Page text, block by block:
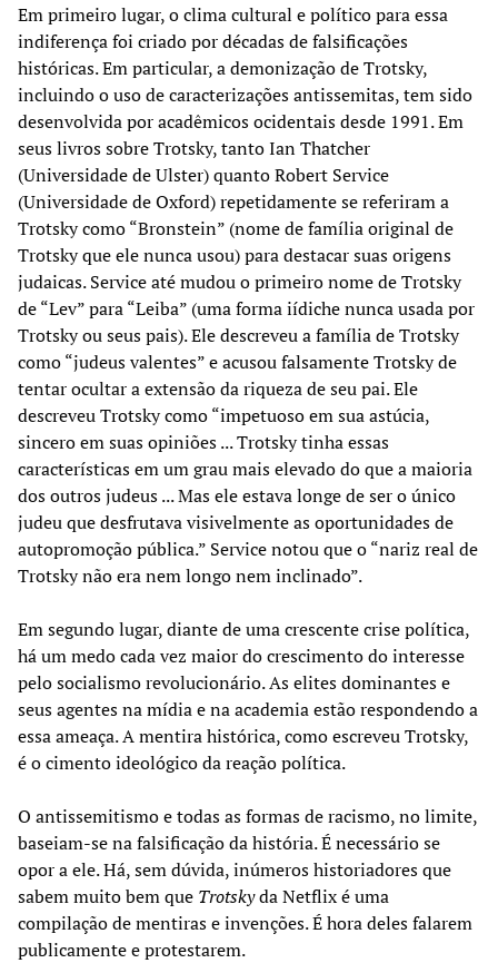
Em primeiro lugar, o clima cultural e político para essa
indiferença foi criado por décadas de falsificações
históricas. Em particular, a demonização de Trotsky,
incluindo o uso de caracterizações antissemitas, tem sido
desenvolvida por acadêmicos ocidentais desde 1991. Em
seus livros sobre Trotsky, tanto Ian Thatcher
(Universidade de Ulster) quanto Robert Service
(Universidade de Oxford) repetidamente se referiram a
Trotsky como “Bronstein” (nome de família original de
Trotsky que ele nunca usou) para destacar suas origens
judaicas. Service até mudou o primeiro nome de Trotsky
de “Lev” para “Leiba” (uma forma iídiche nunca usada por
Trotsky ou seus pais). Ele descreveu a família de Trotsky
como “judeus valentes” e acusou falsamente Trotsky de
tentar ocultar a extensão da riqueza de seu pai. Ele
descreveu Trotsky como “impetuoso em sua astúcia,
sincero em suas opiniões ... Trotsky tinha essas
características em um grau mais elevado do que a maioria
dos outros judeus ... Mas ele estava longe de ser o único
judeu que desfrutava visivelmente as oportunidades de
autopromoção pública.” Service notou que o “nariz real de
Trotsky não era nem longo nem inclinado”.
Em segundo lugar, diante de uma crescente crise política,
há um medo cada vez maior do crescimento do interesse
pelo socialismo revolucionário. As elites dominantes e
seus agentes na mídia e na academia estão respondendo a
essa ameaça. A mentira histórica, como escreveu Trotsky,
é o cimento ideológico da reação política.
O antissemitismo e todas as formas de racismo, no limite,
baseiam-se na falsificação da história. É necessário se
opor a ele. Há, sem dúvida, inúmeros historiadores que
sabem muito bem que Trotskyda Netflix é uma
compilação de mentiras e invenções. É hora deles falarem
publicamente e protestarem.